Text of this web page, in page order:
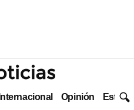
Internacional Opinión Estilo